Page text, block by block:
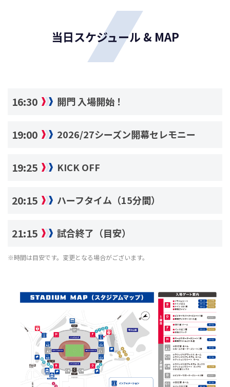
当日スケジュール & MAP
16:30 開門 入場開始！
19:00 2026/27シーズン開幕セレモニー
19:25 KICK OFF
20:15 ハーフタイム（15分間）
21:15 試合終了（目安）
※時間は目安です。変更となる場合がございます。